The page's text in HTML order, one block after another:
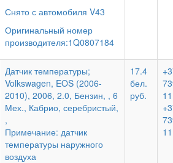
Снято с автомобиля V43
Оригинальный номер
производителя:1Q0807184
Датчик температуры;
Volkswagen, EOS (2006-
2010), 2006, 2.0, Бензин, , 6
Мех., Кабрио, серебристый,
,
Примечание: датчик
температуры наружного
воздуха
17.4
бел.
руб.
11
11